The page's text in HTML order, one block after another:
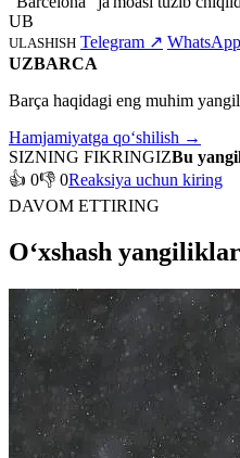
UB
ULASHISH Telegram ↗ WhatsApp
UZBARCA
Barça haqidagi eng muhim
Hamjamiyatga qo‘shilish →
SIZNING FIKRINGIZBu
👍 0👎 0Reaksiya uchun kiring
DAVOM ETTIRING
O‘xshash yangiliklar